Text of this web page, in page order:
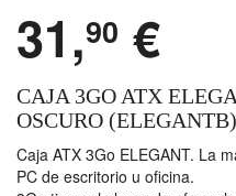
31,90 €
CAJA 3GO ATX
OSCURO (ELEGANTB)
Caja ATX 3Go ELEGANT. La
PC de escritorio u oficina.